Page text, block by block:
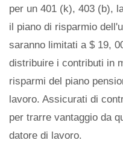
per un 401 (k), 403 (b),
il piano di risparmio
saranno limitati a $ 19,
distribuire i contributi in
risparmi del piano
lavoro. Assicurati di
per trarre vantaggio da
datore di lavoro.